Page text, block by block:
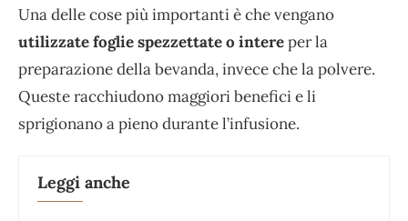
Una delle cose più importanti è che vengano
utilizzate foglie spezzettate o intereper la
preparazione della bevanda, invece che la polvere.
Queste racchiudono maggiori benefici e li
sprigionano a pieno durante l’infusione.
Leggi anche